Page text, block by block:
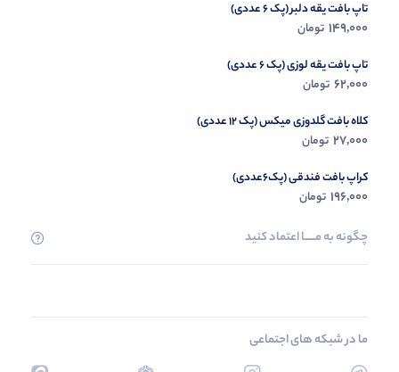
تاپ بافت یقه دلبر (پک 6 عددی)
149,000 تومان
تاپ بافت یقه لوزی (پک 6 عددی)
62,000 تومان
کلاه بافت گلدوزی میکس (پک 12 عددی)
27,000 تومان
کراپ بافت فندقی (پک6عددی)
196,000 تومان
چگونه به مــــــا اعتماد کنید
ما در شبکه های اجتماعی